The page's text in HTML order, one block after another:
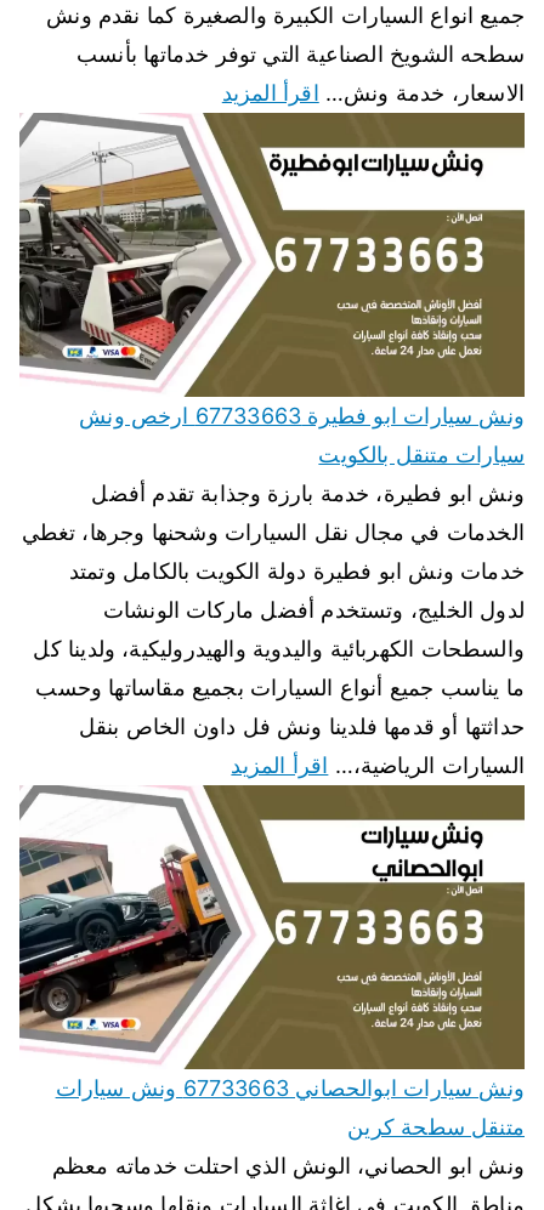
جميع انواع السيارات الكبيرة والصغيرة كما نقدم ونش
سطحه الشويخ الصناعية التي توفر خدماتها بأنسب
الاسعار، خدمة ونش… اقرأ المزيد
ونش سيارات ابو فطيرة 67733663 ارخص ونش
سيارات متنقل بالكويت
ونش ابو فطيرة، خدمة بارزة وجذابة تقدم أفضل
الخدمات في مجال نقل السيارات وشحنها وجرها، تغطي
خدمات ونش ابو فطيرة دولة الكويت بالكامل وتمتد
لدول الخليج، وتستخدم أفضل ماركات الونشات
والسطحات الكهربائية واليدوية والهيدروليكية، ولدينا كل
ما يناسب جميع أنواع السيارات بجميع مقاساتها وحسب
حداثتها أو قدمها فلدينا ونش فل داون الخاص بنقل
السيارات الرياضية،… اقرأ المزيد
ونش سيارات ابوالحصاني 67733663 ونش سيارات
متنقل سطحة كرين
ونش ابو الحصاني، الونش الذي احتلت خدماته معظم
مناطق الكويت في إغاثة السيارات ونقلها وسحبها بشكل